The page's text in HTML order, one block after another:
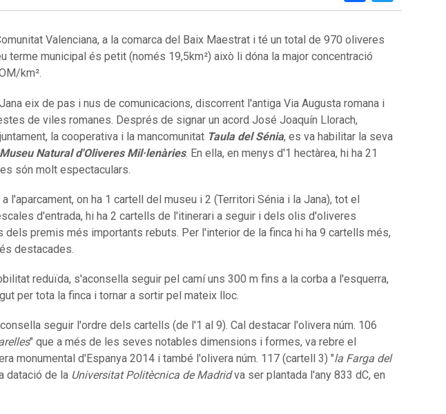
Valenciana, a la comarca del Baix Maestrat i té un total de 970 oliveres
terme municipal és petit (només 19,5km²) això li dóna la major concentració
km².
eix de pas i nus de comunicacions, discorrent l'antiga Via Augusta romana i
de viles romanes. Després de signar un acord José Joaquín Llorach,
la cooperativa i la mancomunitat Taula del Sénia, es va habilitar la seva
Museu Natural d'Oliveres Mil·lenàries. En ella, en menys d'1 hectàrea, hi ha 21
són molt espectaculars.
l'aparcament, on ha 1 cartell del museu i 2 (Territori Sénia i la Jana), tot el
d'entrada, hi ha 2 cartells de l'itinerari a seguir i dels olis d'oliveres
dels premis més importants rebuts. Per l'interior de la finca hi ha 9 cartells més,
destacades.
reduïda, s'aconsella seguir pel camí uns 300 m fins a la corba a l'esquerra,
per tota la finca i tornar a sortir pel mateix lloc.
seguir l'ordre dels cartells (de l'1 al 9). Cal destacar l'olivera núm. 106
" que a més de les seves notables dimensions i formes, va rebre el
monumental d'Espanya 2014 i també l'olivera núm. 117 (cartell 3) "la Farga del
datació de la Universitat Politècnica de Madridva ser plantada l'any 833 dC, en